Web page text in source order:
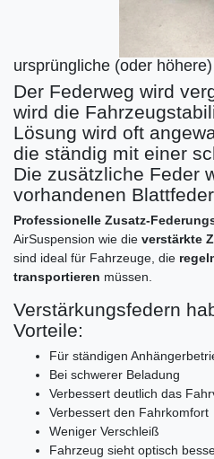
ursprüngliche (oder
Der Federweg wird
wird die
Lösung wird oft
die ständig mit einer
Die zusätzliche Feder
vorhandenen
Professionelle Zusatz-
AirSuspension wie die verstärkte
sind ideal für Fahrzeuge, die
transportieren müssen.
Verstärkungsfedern
Vorteile:
Für ständigen
Bei schwerer Beladung
Verbessert deutlich das
Verbessert den Fahrkomfort
Weniger Verschleiß
Fahrzeug sieht optisch